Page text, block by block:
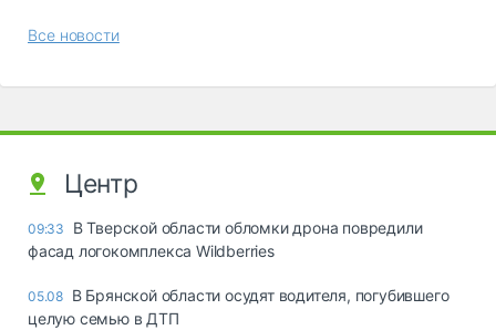
Все новости
Центр
09:33
В Тверской области обломки дрона повредили
фасад логокомплекса Wildberries
05.08 В Брянской области осудят водителя, погубившего
целую семью в ДТП